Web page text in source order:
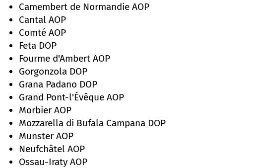
Camembert de Normandie AOP
Cantal AOP
Comté AOP
Feta DOP
Fourme d'Ambert AOP
Gorgonzola DOP
Grana Padano DOP
Grand Pont-l'Évêque AOP
Morbier AOP
Mozzarella di Bufala Campana DOP
Munster AOP
Neufchâtel AOP
Ossau-Iraty AOP